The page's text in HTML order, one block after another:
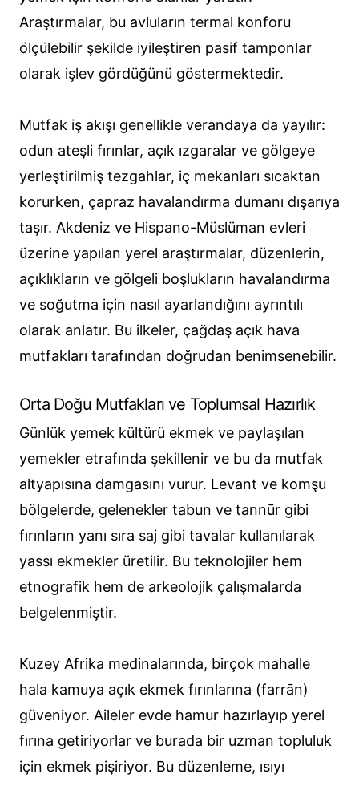
Araştırmalar, bu avluların termal konforu
ölçülebilir şekilde iyileştiren pasif tamponlar
olarak işlev gördüğünü göstermektedir.
Mutfak iş akışı genellikle verandaya da yayılır:
odun ateşli fırınlar, açık ızgaralar ve gölgeye
yerleştirilmiş tezgahlar, iç mekanları sıcaktan
korurken, çapraz havalandırma dumanı dışarıya
taşır. Akdeniz ve Hispano-Müslüman evleri
üzerine yapılan yerel araştırmalar, düzenlerin,
açıklıkların ve gölgeli boşlukların havalandırma
ve soğutma için nasıl ayarlandığını ayrıntılı
olarak anlatır. Bu ilkeler, çağdaş açık hava
mutfakları tarafından doğrudan benimsenebilir.
Orta Doğu Mutfakları ve Toplumsal Hazırlık
Günlük yemek kültürü ekmek ve paylaşılan
yemekler etrafında şekillenir ve bu da mutfak
altyapısına damgasını vurur. Levant ve komşu
bölgelerde, gelenekler tabun ve tannūr gibi
fırınların yanı sıra saj gibi tavalar kullanılarak
yassı ekmekler üretilir. Bu teknolojiler hem
etnografik hem de arkeolojik çalışmalarda
belgelenmiştir.
Kuzey Afrika medinalarında, birçok mahalle
hala kamuya açık ekmek fırınlarına (farrān)
güveniyor. Aileler evde hamur hazırlayıp yerel
fırına getiriyorlar ve burada bir uzman topluluk
için ekmek pişiriyor. Bu düzenleme, ısıyı